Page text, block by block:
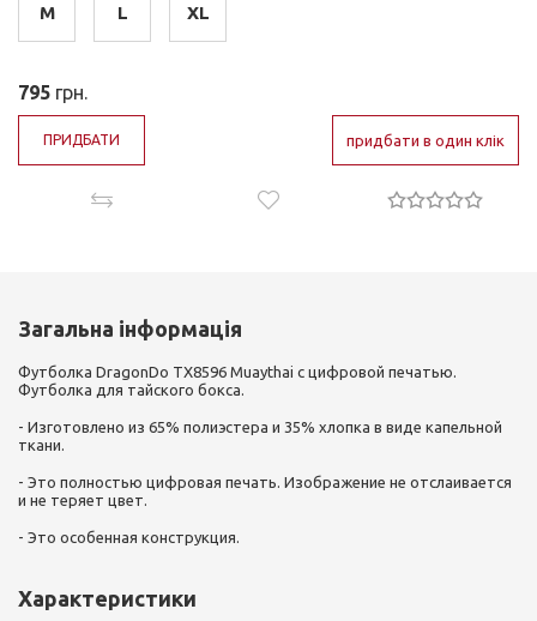
M L XL
795 грн.
ПРИДБАТИ придбати в один клік
Загальна інформація
Футболка DragonDo TX8596 Muaythai с цифровой печатью.
Футболка для тайского бокса.
- Изготовлено из 65% полиэстера и 35% хлопка в виде капельной
ткани.
- Это полностью цифровая печать. Изображение не отслаивается
и не теряет цвет.
- Это особенная конструкция.
Характеристики